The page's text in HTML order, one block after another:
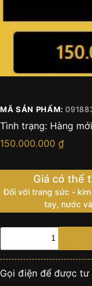
MÃ SẢN PHẨM:
Tình trạng: Hàng mới
150.000.000 ₫
Giá có thể
Đối với trang sức -
tay, nước
0918
7777
lượng
Gọi điện để được tư